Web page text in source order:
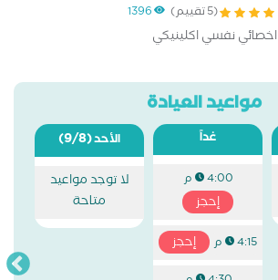
(5 تقييم)
1396
اخصائي نفسي اكلينيكي
مواعيد العيادة
غداً
4:00 م
إحجز
4:15 م إحجز
الأحد(9/8)
لا توجد مواعيد
متاحة